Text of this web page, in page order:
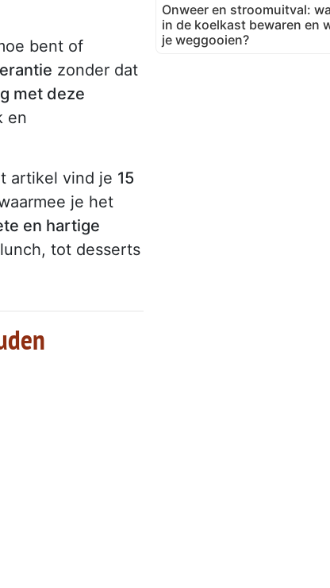
bent of
zonder dat
met deze
en
artikel vind je 15
je het
en hartige
tot desserts
Onweer en stroomuitval:
in de koelkast bewaren en
je weggooien?